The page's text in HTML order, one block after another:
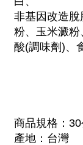
非基因改造
粉、玉米澱
酸(調味劑)、
商品規格：
產地：台灣